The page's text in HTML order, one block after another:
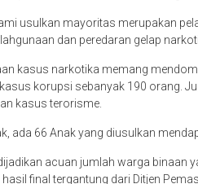
usulkan mayoritas merupakan
dan peredaran gelap
kasus narkotika memang
korupsi sebanyak 190 orang.
kasus terorisme.
ada 66 Anak yang diusulkan
acuan jumlah warga binaan
final tergantung dari Ditjen